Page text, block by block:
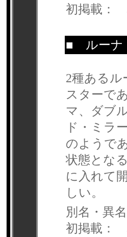
初掲載：
■ ルー
2種ある
スターで
マ、ダブ
ド・ミラ
のようで
状態とな
に入れて
しい。
別名・異
初掲載：